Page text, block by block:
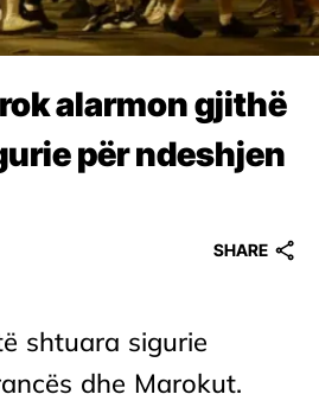
alarmon gjithë
për ndeshjen
SHARE
shtuara sigurie
dhe Marokut.